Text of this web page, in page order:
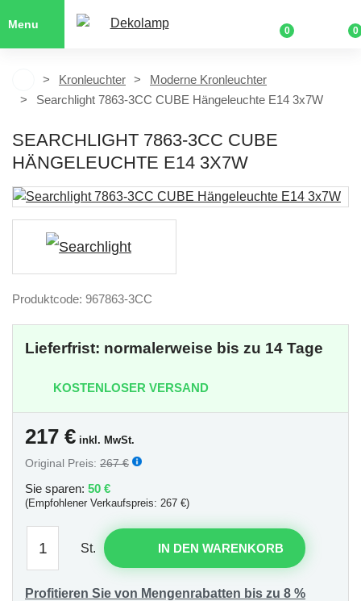
Menu
0 0
Kronleuchter
Moderne Kronleuchter
Searchlight 7863-3CC CUBE Hängeleuchte E14 3x7W
SEARCHLIGHT 7863-3CC CUBE
HÄNGELEUCHTE E14 3X7W
Produktcode: 967863-3CC
Lieferfrist: normalerweise bis zu 14 Tage
KOSTENLOSER VERSAND
217 € inkl. MwSt.
Original Preis: 267 €
Sie sparen: 50 €
(Empfohlener Verkaufspreis: 267 €)
St. IN DEN WARENKORB
Profitieren Sie von Mengenrabatten bis zu 8 %